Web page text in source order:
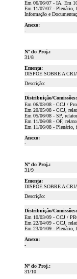
Em 06/06/07 - IA. Em
Em 11/07/07 - Plenário,
Informação e
Anexo:
-
Nº do Proj.:
31/8
Ementa:
DISPÕE SOBRE A
Descrição:
Distribuição/Comissões:
Em 06/03/08 - CCJ /
Em 20/05/08 - CCJ,
Em 05/06/08 - SP,
Em 11/06/08 - OF,
Em 11/06/08 - Plenário,
Anexo:
-
Nº do Proj.:
31/9
Ementa:
DISPÕE SOBRE A
Descrição:
Distribuição/Comissões:
Em 10/03/09 - CCJ /
Em 22/04/09 - CCJ,
Em 23/04/09 - Plenário,
Anexo:
-
Nº do Proj.:
31/10